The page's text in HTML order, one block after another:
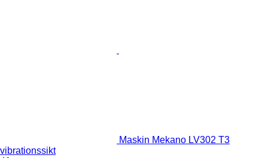
Maskin Mekano LV302 T3
vibrationssikt